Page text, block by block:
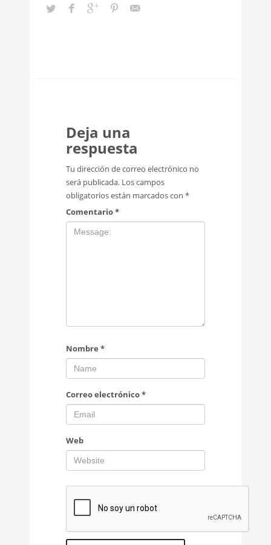
Deja una
respuesta
Tu dirección de correo electrónico no
será publicada. Los campos
obligatorios están marcados con *
Comentario*
Nombre *
Correo electrónico*
Web